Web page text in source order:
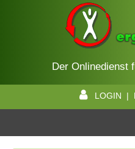
Der Onlinedienst
LOGIN |